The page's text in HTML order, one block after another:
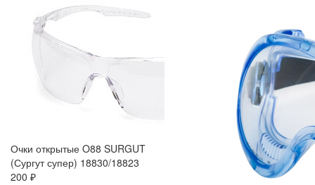
Очки открытые O88 SURGUT
(Сургут супер) 18830/18823
200 ₽